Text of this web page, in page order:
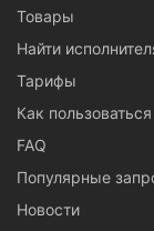
Товары
Найти
Тарифы
Как пользоваться
FAQ
Популярные
Новости